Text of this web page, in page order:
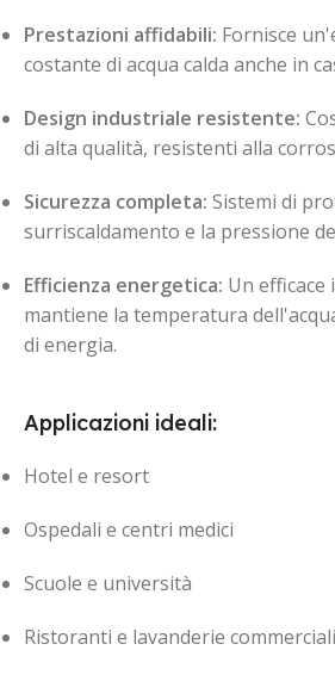
Prestazioni affidabili: Fornisce
costante di acqua calda anche in
Design industriale resistente:
di alta qualità, resistenti alla
Sicurezza completa: Sistemi di
surriscaldamento e la pressione
Efficienza energetica: Un
mantiene la temperatura
di energia.
Applicazioni ideali:
Hotel e resort
Ospedali e centri medici
Scuole e università
Ristoranti e lavanderie commerciali